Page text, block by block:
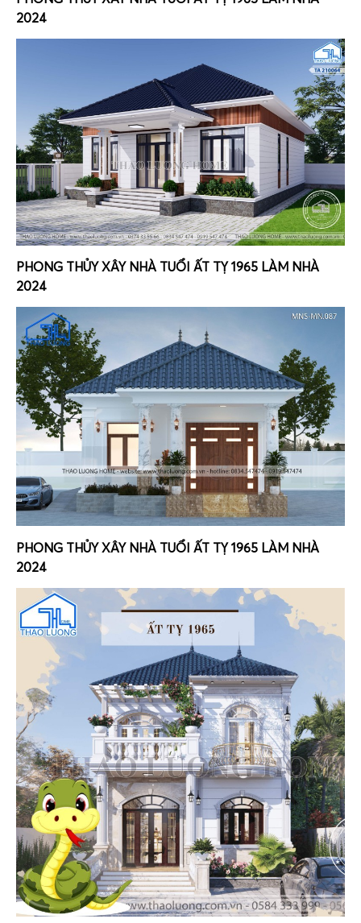
2024
PHONG THỦY XÂY NHÀ TUỔI ẤT TỴ 1965 LÀM NHÀ
2024
PHONG THỦY XÂY NHÀ TUỔI ẤT TỴ 1965 LÀM NHÀ
2024